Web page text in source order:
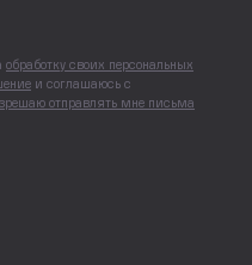
обработку своих персональных
и соглашаюсь с
отправлять мне письма